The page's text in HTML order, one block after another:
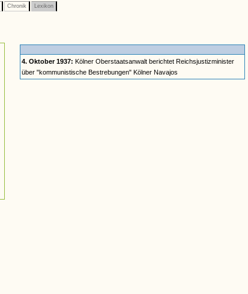
Chronik Lexikon
4. Oktober 1937: Kölner Oberstaatsanwalt berichtet Reichsjustizminister
über "kommunistische Bestrebungen" Kölner Navajos